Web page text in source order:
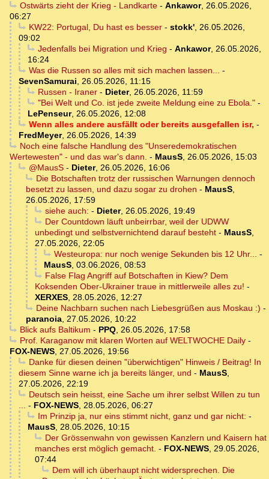
Ostwärts zieht der Krieg - Landkarte- Ankawor, 26.05.2026,
06:27
KW22: Portugal, Du hast es besser- stokk', 26.05.2026,
09:02
Jedenfalls bei Migration und Krieg - Ankawor, 26.05.2026,
16:24
Was die Russen so alles mit sich machen lassen... -
SevenSamurai, 26.05.2026, 11:15
Russen - Iraner- Dieter, 26.05.2026, 11:59
"Bei Welt und Co. ist jede zweite Meldung eine zu Ebola."-
LePenseur, 26.05.2026, 12:08
Wenn alles andere ausfällt oder bereits ausgefallen isr, -
FredMeyer, 26.05.2026, 14:39
Noch eine falsche Handlung des "Unseredemokratischen
Wertewesten" - und das war's dann. - MausS, 26.05.2026, 15:03
@MausS- Dieter, 26.05.2026, 16:06
Die Botschaften trotz der russischen Warnungen dennoch
besetzt zu lassen, und dazu sogar zu drohen - MausS,
26.05.2026, 17:59
siehe auch: - Dieter, 26.05.2026, 19:49
Der Countdown läuft unbeirrbar, weil der UDWW
unbedingt und selbstvernichtend darauf besteht - MausS,
27.05.2026, 22:05
Westeuropa: nur noch wenige Sekunden bis 12 Uhr... -
MausS, 03.06.2026, 08:53
False Flag Angriff auf Botschaften in Kiew? Dem
Koksenden Ober-Ukrainer traue in mittlerweile alles zu! -
XERXES, 28.05.2026, 12:27
Deine Nachbarn suchen nach Liebesgrüßen aus Moskau :) -
paranoia, 27.05.2026, 10:22
Blick aufs Baltikum - PPQ, 26.05.2026, 17:58
Prof. Karaganow mit klaren Worten auf WELTWOCHE Daily-
FOX-NEWS, 27.05.2026, 19:56
Danke für diesen deinen "überwichtigen" Hinweis / Beitrag! In
diesem Sinne warne ich ja bereits länger, und - MausS,
27.05.2026, 22:19
Deutsch sein heisst, eine Sache um ihrer selbst Willen zu tun
... - FOX-NEWS, 28.05.2026, 06:27
Im Prinzip ja, nur eins stimmt nicht, ganz und gar nicht: -
MausS, 28.05.2026, 10:15
Der Grössenwahn von gewissen Kanzlern und Kaisern hat
manches erst möglich gemacht. - FOX-NEWS, 29.05.2026,
07:44
Dem will ich überhaupt nicht widersprechen. Die